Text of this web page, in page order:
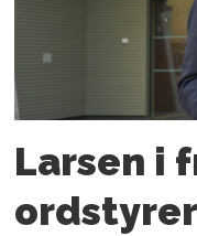
Larsen i